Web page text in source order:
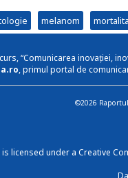
melanom
“Comunicarea inovației,
, primul portal de
©2026
licensed under a Creative